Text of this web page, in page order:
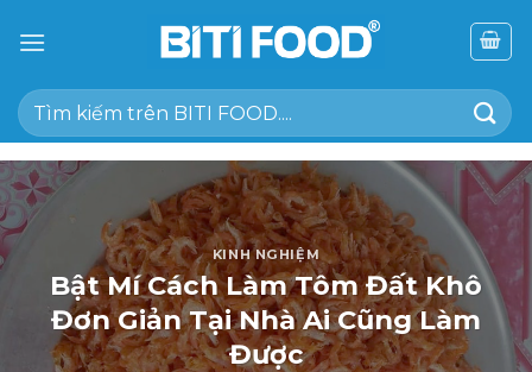
đến
dung
Tìm
kiếm:
KINH NGHIỆM
Bật Mí Cách Làm Tôm Đất Khô
Đơn Giản Tại Nhà Ai Cũng Làm
Được